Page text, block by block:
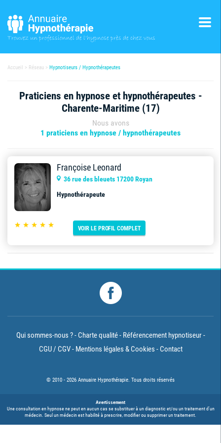
Trouvez un professionnelde l'hypnose près de chez vous
Accueil Réseau Hypnotiseurs / Hypnothérapeutes
Praticiens en hypnose et hypnothérapeutes -
Charente-Maritime (17)
Nous avons
1 praticiens en hypnose / hypnothérapeutes
Françoise Leonard
36 rue des bleuets 17200 Royan
Hypnothérapeute
VOIR LE PROFIL COMPLET
Qui sommes-nous ? Charte qualité
Référencement hypnotiseur
CGU / CGV
Mentions légales & Cookies Contact
© 2010 - 2026 Annuaire Hypnothérapie. Tous droits réservés
Avertissement
Une consultation en hypnose ne peut en aucun cas se substituer à un diagnostic et/ou un traitement d'un
médecin. Seul un médecin est habilité à prescrire, modifier ou supprimer un traitement.